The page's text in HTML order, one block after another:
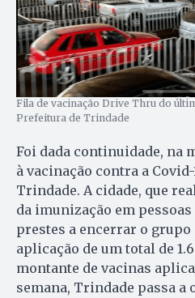
Fila de vacinação Drive Thru do
Prefeitura de Trindade
Foi dada continuidade, na
à vacinação contra a
Trindade. A cidade, que
da imunização em
prestes a encerrar o grupo
aplicação de um total de
montante de vacinas
semana, Trindade passa